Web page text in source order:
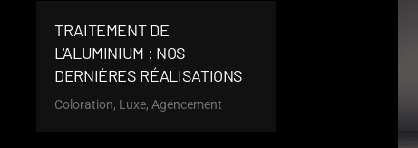
TRAITEMENT DE
L'ALUMINIUM : NOS
DERNIÈRES RÉALISATIONS
Coloration, Luxe, Agencement